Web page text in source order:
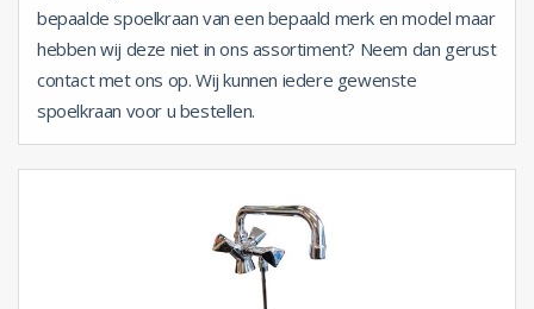
bepaalde spoelkraan van een bepaald merk en model maar
hebben wij deze niet in ons assortiment? Neem dan gerust
contact met ons op. Wij kunnen iedere gewenste
spoelkraan voor u bestellen.